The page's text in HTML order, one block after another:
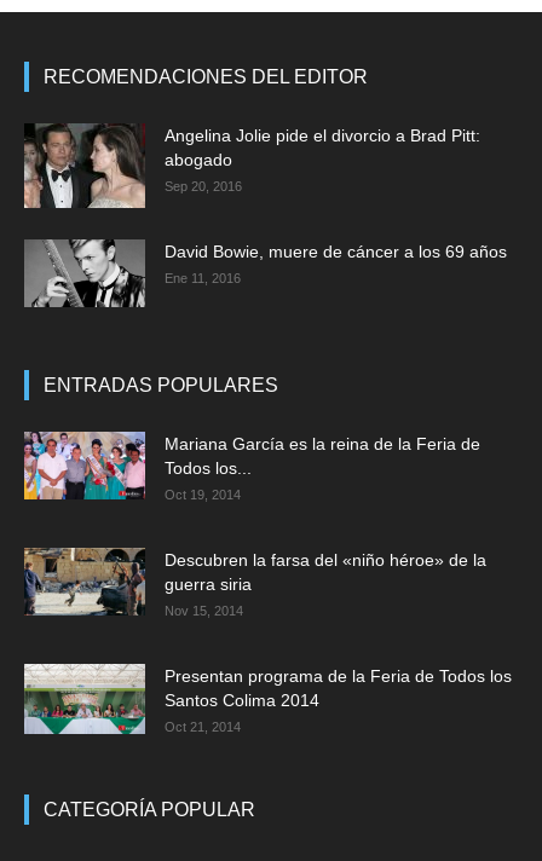
RECOMENDACIONES DEL EDITOR
Angelina Jolie pide el divorcio a Brad Pitt:
abogado
Sep 20, 2016
David Bowie, muere de cáncer a los 69 años
Ene 11, 2016
ENTRADAS POPULARES
Mariana García es la reina de la Feria de
Todos los...
Oct 19, 2014
Descubren la farsa del «niño héroe» de la
guerra siria
Nov 15, 2014
Presentan programa de la Feria de Todos los
Santos Colima 2014
Oct 21, 2014
CATEGORÍA POPULAR